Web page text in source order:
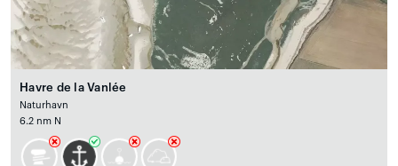
Havre de la Vanlée
Naturhavn
6.2 nm N